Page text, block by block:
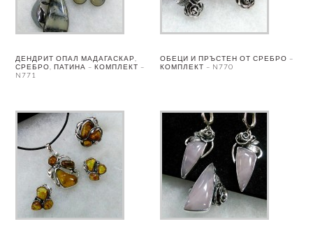
ДЕНДРИТ ОПАЛ МАДАГАСКАР,
СРЕБРО, ПАТИНА – КОМПЛЕКТ –
N771
ОБЕЦИ И ПРЪСТЕН ОТ СРЕБРО –
КОМПЛЕКТ – N770